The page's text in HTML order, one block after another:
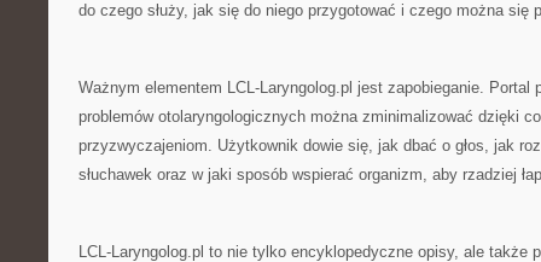
do czego służy, jak się do niego przygotować i czego można się
Ważnym elementem LCL-Laryngolog.pl jest zapobieganie. Portal
problemów otolaryngologicznych można zminimalizować dzięki
przyzwyczajeniom. Użytkownik dowie się, jak dbać o głos, jak
słuchawek oraz w jaki sposób wspierać organizm, aby rzadziej
LCL-Laryngolog.pl to nie tylko encyklopedyczne opisy, ale także